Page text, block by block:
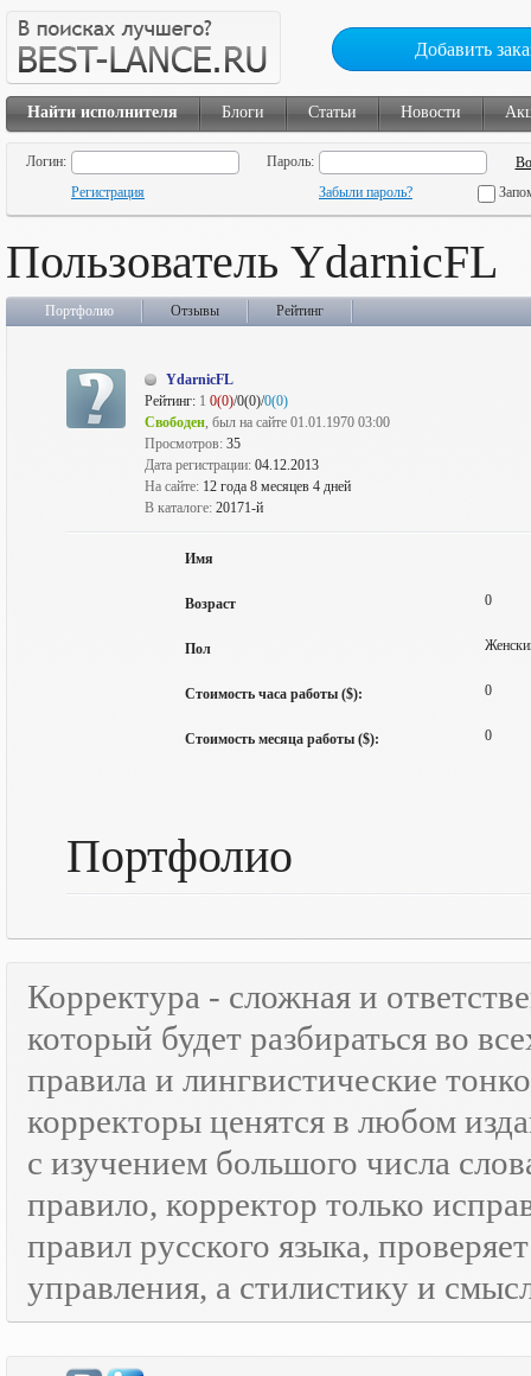
Добавить
Найти исполнителя Блоги Статьи Новости
Логин:
Пароль:
Регистрация
Забыли пароль?
Пользователь YdarnicFL
Портфолио Отзывы Рейтинг
YdarnicFL
Рейтинг: 1 0(0)/0(0)/0(0)
Свободен, был на сайте 01.01.1970 03:00
Просмотров: 35
Дата регистрации: 04.12.2013
На сайте: 12 года 8 месяцев 4 дней
В каталоге: 20171-й
Имя
Возраст 0
Пол
Стоимость часа работы ($): 0
Стоимость месяца работы ($): 0
Портфолио
Корректура - сложная и
который будет разбираться во
правила и лингвистические
корректоры ценятся в любом
с изучением большого числа
правило, корректор только
правил русского языка,
управления, а стилистику и